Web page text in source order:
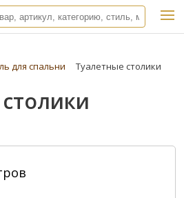
для спальни Туалетные столики